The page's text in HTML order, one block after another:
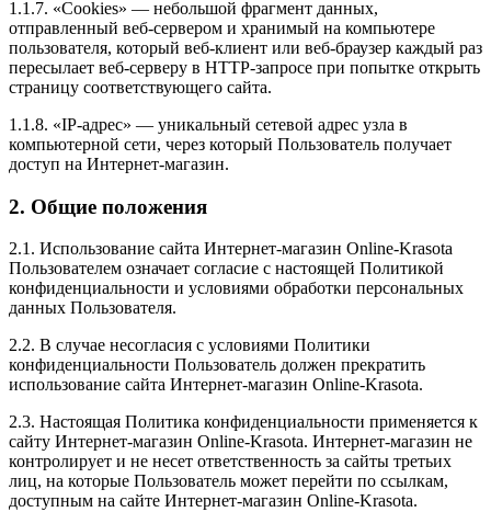
1.1.7. «Cookies» — небольшой фрагмент данных,
отправленный веб-сервером и хранимый на компьютере
пользователя, который веб-клиент или веб-браузер каждый раз
пересылает веб-серверу в HTTP-запросе при попытке открыть
страницу соответствующего сайта.
1.1.8. «IP-адрес» — уникальный сетевой адрес узла в
компьютерной сети, через который Пользователь получает
доступ на Интернет-магазин.
2. Общие положения
2.1. Использование сайта Интернет-магазин Online-Krasota
Пользователем означает согласие с настоящей Политикой
конфиденциальности и условиями обработки персональных
данных Пользователя.
2.2. В случае несогласия с условиями Политики
конфиденциальности Пользователь должен прекратить
использование сайта Интернет-магазин Online-Krasota.
2.3. Настоящая Политика конфиденциальности применяется к
сайту Интернет-магазин Online-Krasota. Интернет-магазин не
контролирует и не несет ответственность за сайты третьих
лиц, на которые Пользователь может перейти по ссылкам,
доступным на сайте Интернет-магазин Online-Krasota.